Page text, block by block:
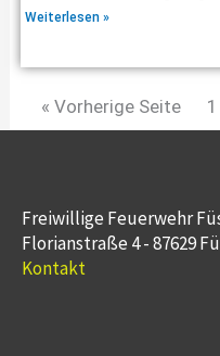
Weiterlesen »
« Vorherige Seite 1
Freiwillige Feuerwehr
Florianstraße 4 - 87629
Kontakt